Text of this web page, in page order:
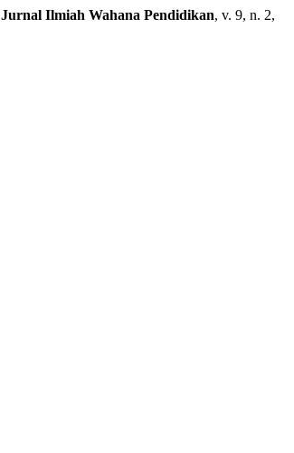
Jurnal Ilmiah Wahana Pendidikan, v. 9, n. 2,